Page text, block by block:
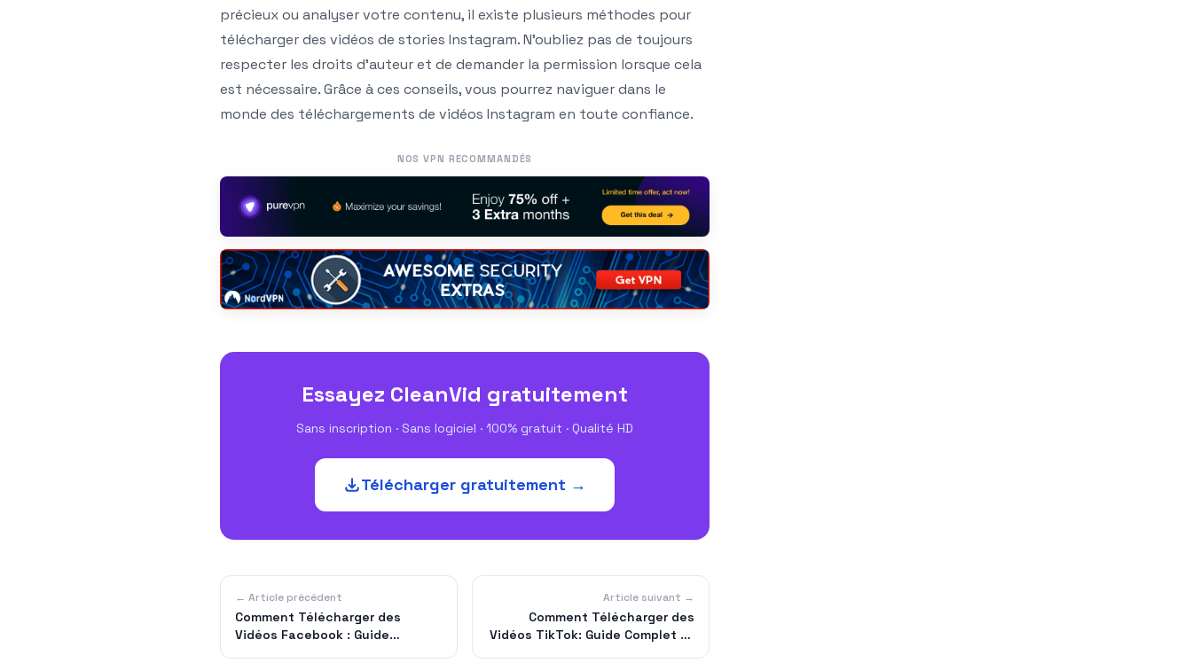
précieux ou analyser votre contenu, il existe plusieurs méthodes pour
télécharger des vidéos de stories Instagram. N’oubliez pas de toujours
respecter les droits d’auteur et de demander la permission lorsque cela
est nécessaire. Grâce à ces conseils, vous pourrez naviguer dans le
monde des téléchargements de vidéos Instagram en toute confiance.
NOS VPN RECOMMANDÉS
Essayez CleanVid gratuitement
Sans inscription · Sans logiciel · 100% gratuit · Qualité HD
Télécharger gratuitement →
← Article précédent
Comment Télécharger des
Vidéos Facebook : Guide
Article suivant →
Comment Télécharger des
Vidéos TikTok: Guide Complet et